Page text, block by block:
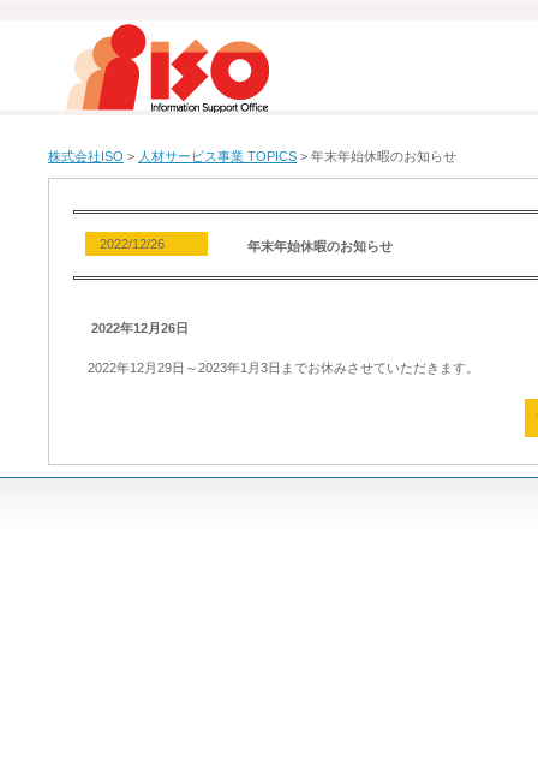
株式会社ISO > 人材サービス事業 TOPICS > 年末年始休暇のお知らせ
2022/12/26 年末年始休暇のお知らせ
2022年12月26日
2022年12月29日～2023年1月3日までお休みさせていただきます。